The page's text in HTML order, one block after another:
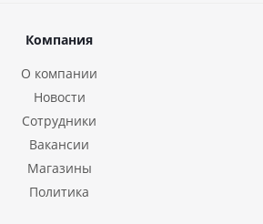
Компания
О компании
Новости
Сотрудники
Вакансии
Магазины
Политика